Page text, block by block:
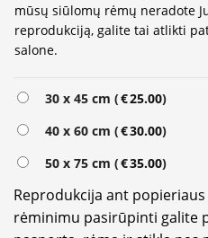
mūsų siūlomų rėmų neradote
reprodukciją, galite tai atlikti
salone.
30 x 45 cm (€25.00)
40 x 60 cm (€30.00)
50 x 75 cm (€35.00)
Reprodukcija ant
rėminimu pasirūpinti galite
Alternative: